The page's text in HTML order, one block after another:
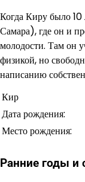
Когда Киру было 10
Самара), где он и
молодости. Там он
физикой, но
написанию
Кир
Дата рождения:
Место рождения:
Ранние годы и